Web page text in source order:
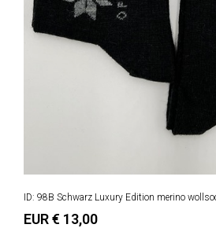
ID: 98B Schwarz Luxury Edition merino
EUR € 13,00